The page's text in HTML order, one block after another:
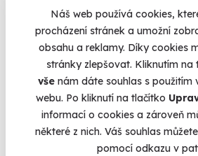
Náš web používá cookies,
procházení stránek a umožní
obsahu a reklamy. Díky cookies
stránky zlepšovat. Kliknutím na
vše nám dáte souhlas s použitím
webu. Po kliknutí na tlačítko
informací o cookies a zároveň
některé z nich. Váš souhlas
pomocí odkazu v
Lomnice (okres Sokolov)
(+ 28 dalších lokalit)
2 999 Kč
Volný termín už 07. 08. 2026